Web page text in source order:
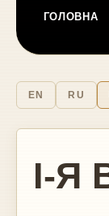
ГОЛОВНА
EN RU
I-Я